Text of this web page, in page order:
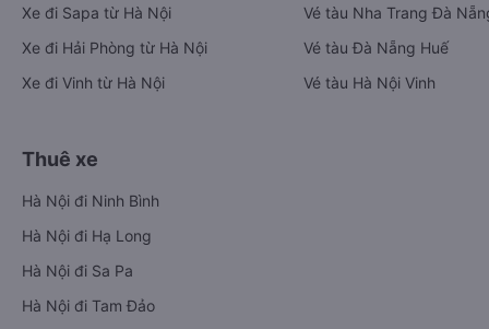
Xe đi Sapa từ Hà Nội
Xe đi Hải Phòng từ Hà Nội
Xe đi Vinh từ Hà Nội
Vé tàu Nha Trang Đà
Vé tàu Đà Nẵng Huế
Vé tàu Hà Nội Vinh
Thuê xe
Hà Nội đi Ninh Bình
Hà Nội đi Hạ Long
Hà Nội đi Sa Pa
Hà Nội đi Tam Đảo